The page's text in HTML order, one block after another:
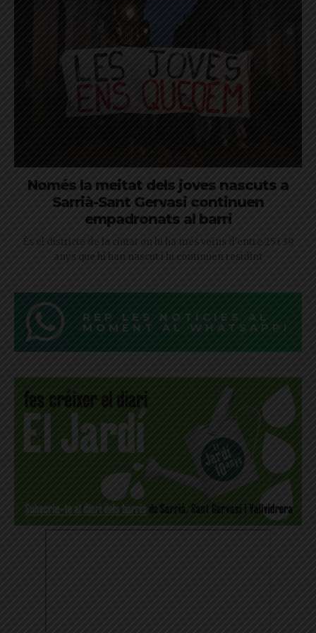
Només la meitat dels joves nascuts a
Sarrià-Sant Gervasi continuen
empadronats al barri
És el districte de la ciutat on hi ha més veïns d'entre 25 i 39
anys que hi han nascut i hi continuen residint
REP LES NOTÍCIES AL
MOMENT AL WHATSAPP!